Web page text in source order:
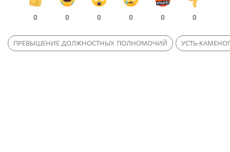
0 0 0 0 0 0
ПРЕВЫШЕНИЕ ДОЛЖНОСТНЫХ ПОЛНОМОЧИЙ УСТЬ-